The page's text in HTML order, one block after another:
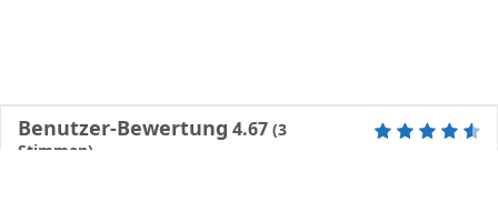
Benutzer-Bewertung 4.67 (3
Stimmen)